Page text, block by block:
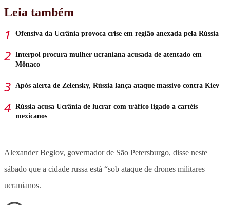
Leia também
Ofensiva da Ucrânia provoca crise em região anexada pela Rússia
Interpol procura mulher ucraniana acusada de atentado em
Mônaco
Após alerta de Zelensky, Rússia lança ataque massivo contra Kiev
Rússia acusa Ucrânia de lucrar com tráfico ligado a cartéis
mexicanos
Alexander Beglov, governador de São Petersburgo, disse neste
sábado que a cidade russa está “sob ataque de drones militares
ucranianos.